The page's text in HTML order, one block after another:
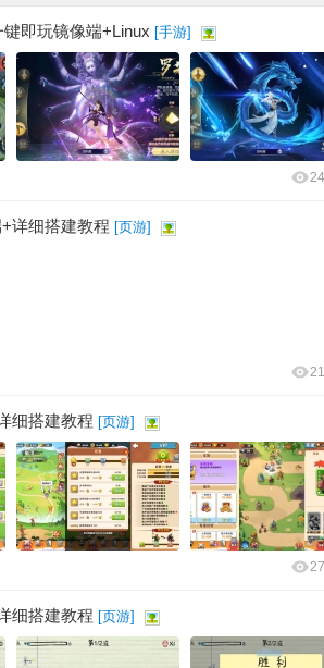
即玩镜像端+Linux [手游]
详细搭建教程 [页游]
细搭建教程 [页游]
细搭建教程 [页游]